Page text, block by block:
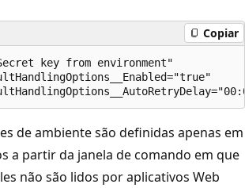
Copiar
key from environment"
de ambiente são definidas apenas em
a partir da janela de comando em que
não são lidos por aplicativos Web